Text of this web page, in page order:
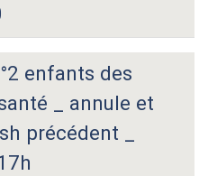
enfants des
_ annule et
précédent _